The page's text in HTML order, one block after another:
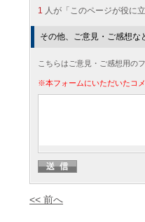
1 人が「このページが役に
その他、ご意見・ご感想な
こちらはご意見・ご感想用の
※本フォームにいただいたコ
<< 前へ